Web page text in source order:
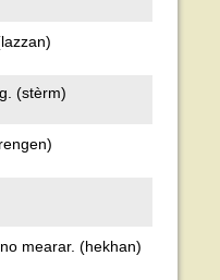
(stèrm)
no mearar. (hekhan)